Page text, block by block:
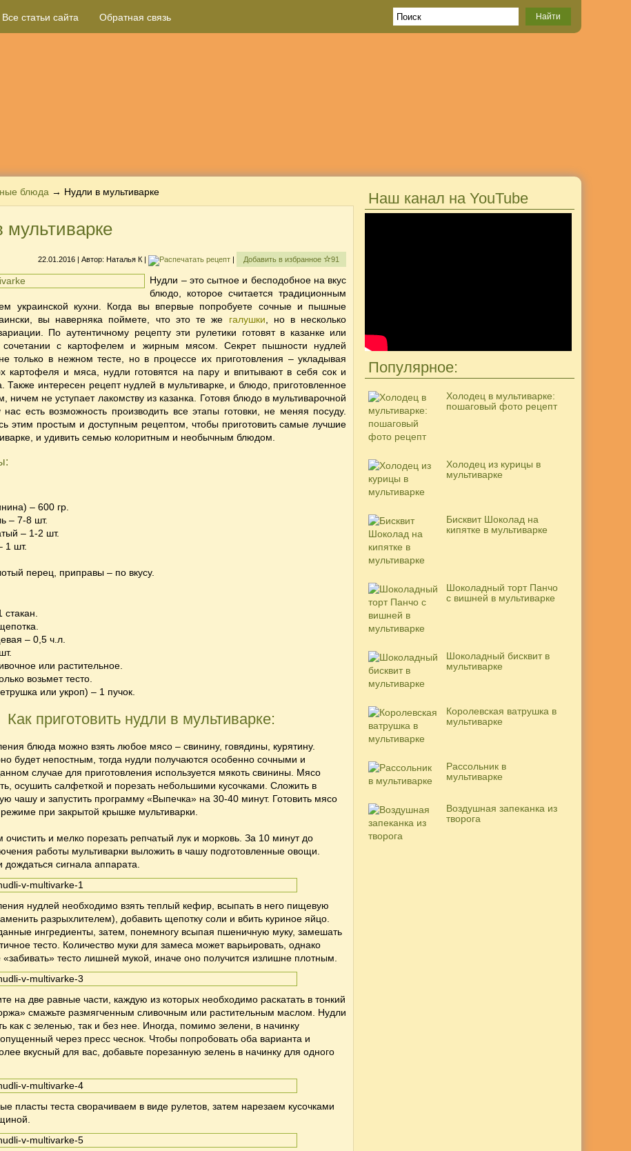
Все статьи сайта Обратная связь
блюда → Нудли в мультиварке
мультиварке
22.01.2016 | Автор:Наталья К | | Добавить в избранное 91
Нудли – это сытное и бесподобное на вкус
блюдо, которое считается традиционным
украинской кухни. Когда вы впервые попробуете сочные и пышные
вы наверняка поймете, что это те же галушки , но в несколько
По аутентичному рецепту эти рулетики готовят в казанкеили
сочетании с картофелем и жирным мясом. Секрет пышности нудлей
только в нежном тесте, но в процессе их приготовления – укладывая
картофеля и мяса, нудли готовятся на пару и впитывают в себя сок и
Также интересен рецепт нудлей в мультиварке, и блюдо, приготовленное
ничем не уступает лакомству из казанка. Готовя блюдо в мультиварочной
нас есть возможность производить все этапы готовки, не меняя посуду.
этим простым и доступным рецептом, чтобы приготовить самые лучшие
и удивить семью колоритным и необычным блюдом.
– 600 гр.
– 7-8 шт.
– 1-2 шт.
1 шт.
перец, приправы – по вкусу.
– 0,5 ч.л.
или растительное.
возьмет тесто.
или укроп) – 1 пучок.
Как приготовить нудли в мультиварке:
блюда можно взять любое мясо – свинину, говядины, курятину.
будет непостным, тогда нудли получаются особенно сочными и
случае для приготовления используется мякоть свинины. Мясо
осушить салфеткой и порезать небольшими кусочками. Сложить в
чашу и запустить программу «Выпечка» на 30-40 минут. Готовить мясо
при закрытой крышке мультиварки.
и мелко порезать репчатый лук и морковь. За 10 минут до
работы мультиварки выложить в чашу подготовленные овощи.
сигнала аппарата.
нудлей необходимо взять теплый кефир, всыпать в него пищевую
разрыхлителем), добавить щепотку соли и вбить куриное яйцо.
ингредиенты, затем, понемногу всыпая пшеничную муку, замешать
тесто. Количество муки для замеса может варьировать, однако
«забивать» тесто лишней мукой, иначе оно получится излишне плотным.
на две равные части, каждую из которых необходимо раскатать в тонкий
смажьте размягченным сливочным или растительным маслом. Нудли
как с зеленью, так и без нее. Иногда, помимо зелени, в начинку
через пресс чеснок. Чтобы попробовать оба варианта и
вкусный для вас, добавьте порезанную зелень в начинку для одного
пласты теста сворачиваем в виде рулетов, затем нарезаем кусочками
Наш канал на YouTube
Популярное:
Холодец в мультиварке:
пошаговый фото рецепт
Холодец из курицы в
мультиварке
Бисквит Шоколад на
кипятке в мультиварке
Шоколадный торт Панчо
с вишней в мультиварке
Шоколадный бисквит в
мультиварке
Королевская ватрушка в
мультиварке
Рассольник в
мультиварке
Воздушная запеканка из
творога